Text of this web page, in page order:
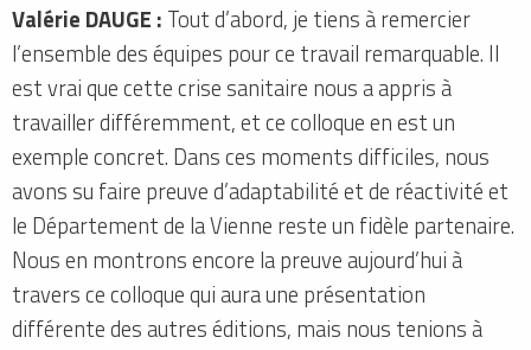
Valérie DAUGE : Tout d’abord, je tiens à remercier
l’ensemble des équipes pour ce travail remarquable. Il
est vrai que cette crise sanitaire nous a appris à
travailler différemment, et ce colloque en est un
exemple concret. Dans ces moments difficiles, nous
avons su faire preuve d’adaptabilité et de réactivité et
le Département de la Vienne reste un fidèle partenaire.
Nous en montrons encore la preuve aujourd’hui à
travers ce colloque qui aura une présentation
différente des autres éditions, mais nous tenions à